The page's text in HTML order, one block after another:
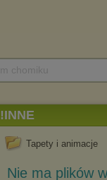
!INNE
Tapety i animacje
Nie ma plików